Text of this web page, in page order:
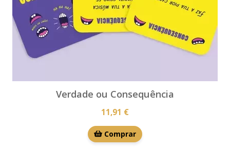
Verdade ou Consequência
11,91 €
Comprar